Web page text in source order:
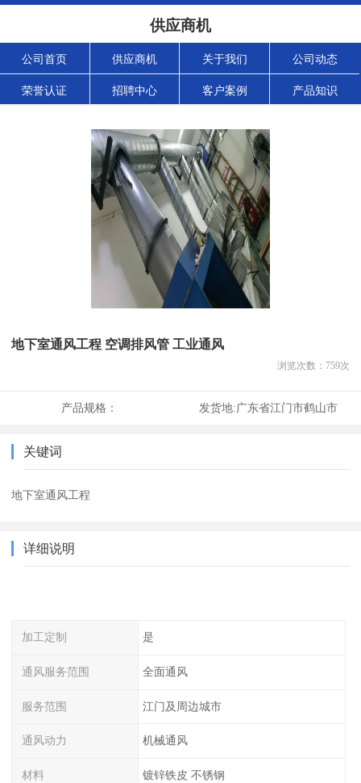
供应商机
公司首页 供应商机 关于我们 公司动态
荣誉认证 招聘中心 客户案例 产品知识
地下室通风工程 空调排风管 工业通风
浏览次数： 759次
产品规格： 发货地:广东省江门市鹤山市
关键词
地下室通风工程
详细说明
加工定制 是
通风服务范围 全面通风
服务范围 江门及周边城市
通风动力 机械通风
材料 镀锌铁皮 不锈钢